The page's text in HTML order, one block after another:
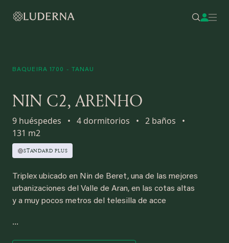
BAQUEIRA 1700 - TANAU
NIN C2, ARENHO
9 huéspedes • 4 dormitorios • 2 baños
•
131 m2
STANDARD PLUS
Triplex ubicado en Nin de Beret, una de las mejores
urbanizaciones del Valle de Aran, en las cotas altas
y a muy pocos metros del telesilla de acce
...